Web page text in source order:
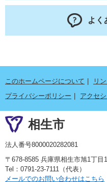
よく
このホームページについて
リ
プライバシーポリシー
アクセ
相生市
法人番号8000020282081
〒678-8585 兵庫県相生市旭1丁目
Tel：0791-23-7111（代表）
メールでのお問い合わせはこちら